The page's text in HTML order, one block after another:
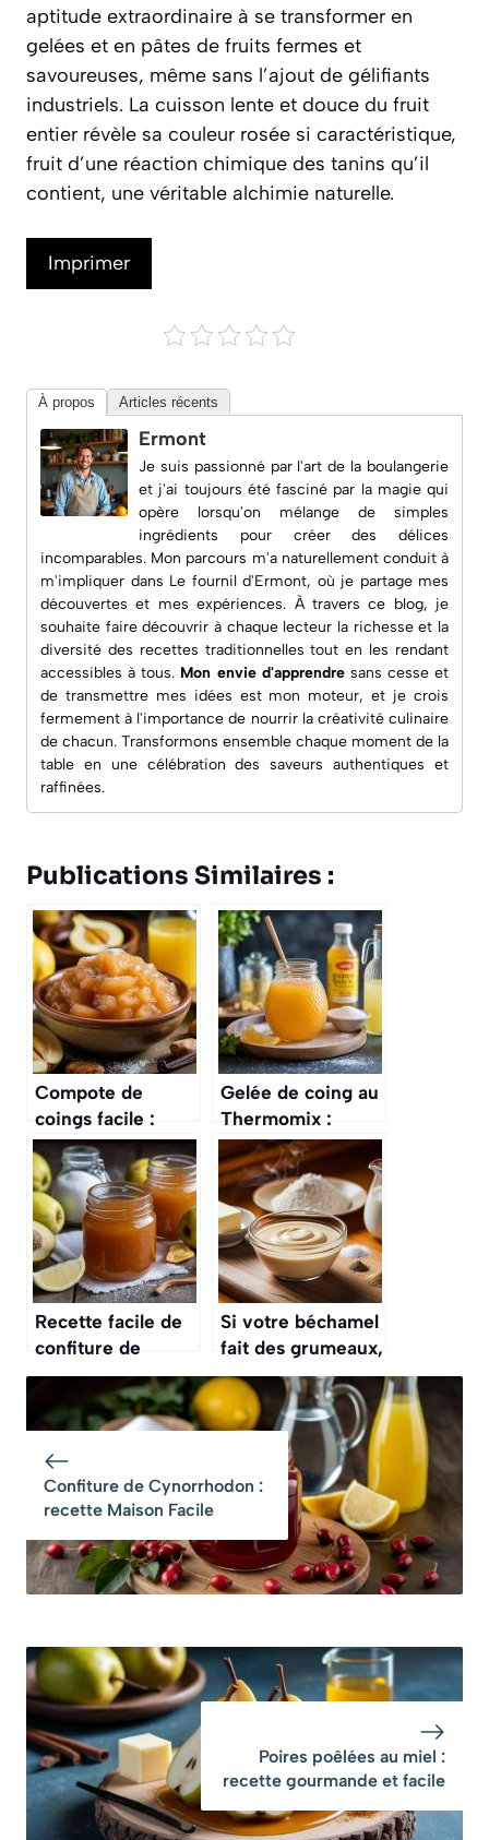
aptitude extraordinaire à se transformer en
gelées et en pâtes de fruits fermes et
savoureuses, même sans l’ajout de gélifiants
industriels. La cuisson lente et douce du fruit
entier révèle sa couleur rosée si caractéristique,
fruit d’une réaction chimique des tanins qu’il
contient, une véritable alchimie naturelle.
Imprimer
À propos Articles récents
Ermont
Je suis passionné par l'art de la boulangerie
et j'ai toujours été fasciné par la magie qui
opère lorsqu'on mélange de simples
ingrédients pour créer des délices
incomparables. Mon parcours m'a naturellement conduit à
m'impliquer dans Le fournil d'Ermont, où je partage mes
découvertes et mes expériences. À travers ce blog, je
souhaite faire découvrir à chaque lecteur la richesse et la
diversité des recettes traditionnelles tout en les rendant
accessibles à tous. Mon envie d'apprendresans cesse et
de transmettre mes idées est mon moteur, et je crois
fermement à l'importance de nourrir la créativité culinaire
de chacun. Transformons ensemble chaque moment de la
table en une célébration des saveurs authentiques et
raffinées.
Publications Similaires :
Compote de
coings facile :
délice automnal à
savourer
Gelée de coing au
Thermomix :
recette facile et
rapide
Recette facile de
confiture de
coings maison
Si votre béchamel
fait des grumeaux,
n’y touchez plus !
Voici l’astuce
simplissime pour
la rattraper en 30
secondes
Confiture de Cynorrhodon :
recette Maison Facile
Poires poêlées au miel :
recette gourmande et facile